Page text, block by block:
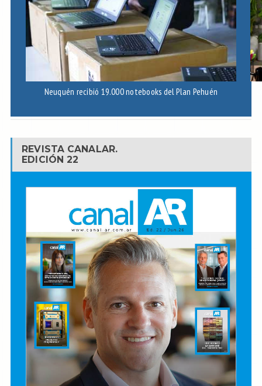
Neuquén recibió 19.000 notebooks del Plan Pehuén
REVISTA CANALAR.
EDICIÓN 22